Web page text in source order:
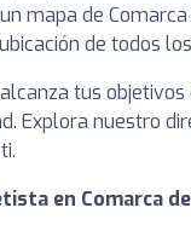
mapa de
de todos
tus
Explora nuestro
en Comarca